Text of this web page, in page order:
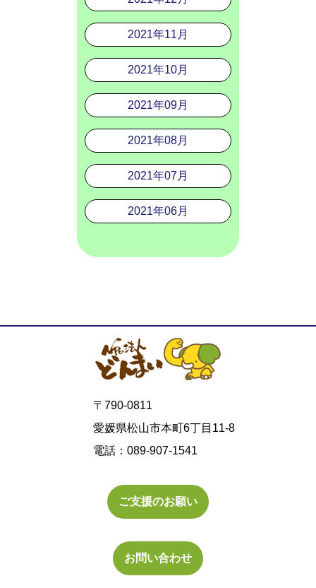
2021年11月
2021年10月
2021年09月
2021年08月
2021年07月
2021年06月
〒790-0811
愛媛県松山市本町6丁目11-8
電話：089-907-1541
ご支援のお願い
お問い合わせ